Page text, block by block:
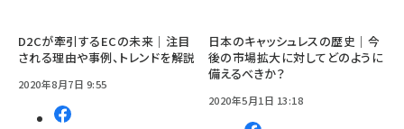
D2Cが牽引するECの未来｜注目
される理由や事例、トレンドを解説
2020年8月7日 9:55
日本のキャッシュレスの歴史｜今
後の市場拡大に対してどのように
備えるべきか？
2020年5月1日 13:18